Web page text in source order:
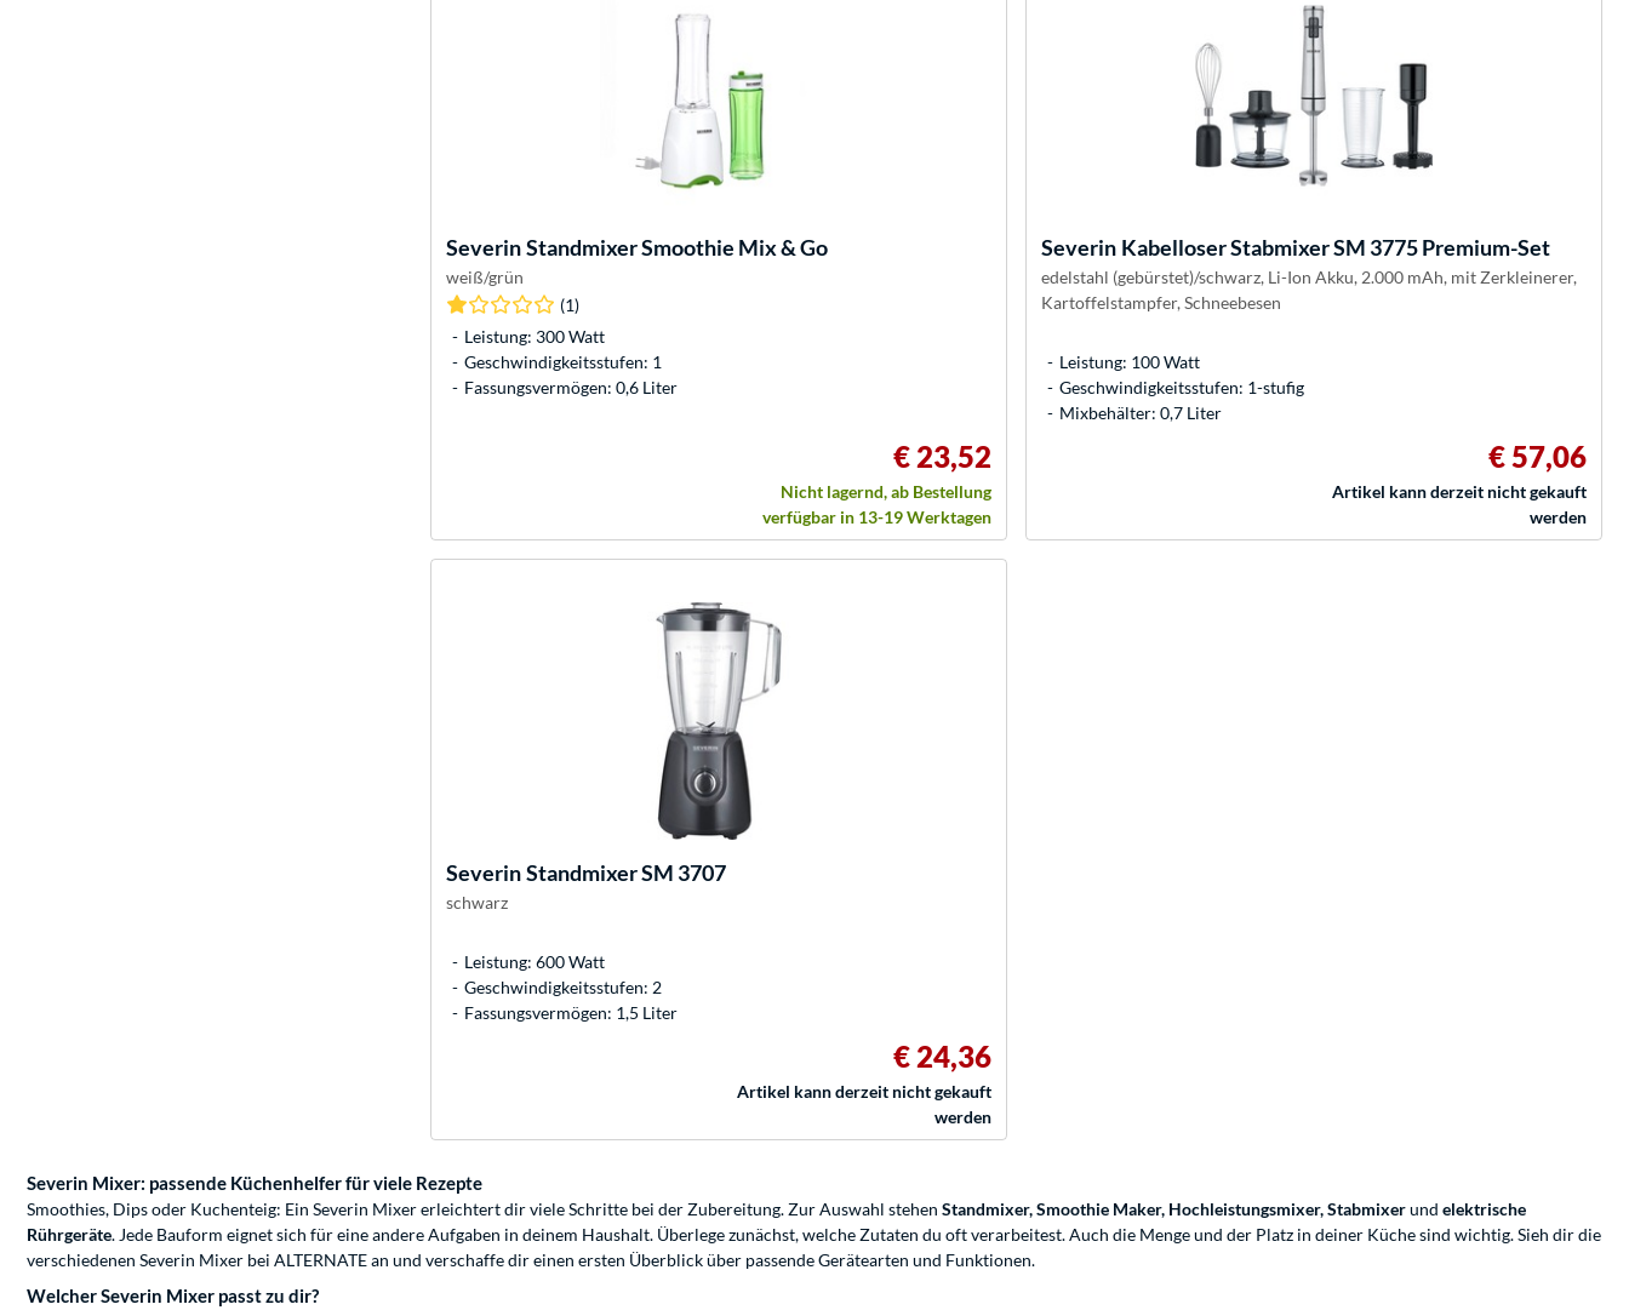
Severin Standmixer Smoothie Mix & Go
weiß/grün
(1)
Leistung: 300 Watt
Geschwindigkeitsstufen: 1
Fassungsvermögen: 0,6 Liter
€ 23,52
Nicht lagernd, ab Bestellung
verfügbar in 13-19 Werktagen
Severin Kabelloser Stabmixer SM 3775 Premium-Set
edelstahl (gebürstet)/schwarz, Li-Ion Akku, 2.000 mAh, mit Zerkleinerer,
Kartoffelstampfer, Schneebesen
Leistung: 100 Watt
Geschwindigkeitsstufen: 1-stufig
Mixbehälter: 0,7 Liter
€ 57,06
Artikel kann derzeit nicht gekauft
werden
Severin Standmixer SM 3707
schwarz
Leistung: 600 Watt
Geschwindigkeitsstufen: 2
Fassungsvermögen: 1,5 Liter
€ 24,36
Artikel kann derzeit nicht gekauft
werden
Severin Mixer: passende Küchenhelfer für viele Rezepte
Smoothies, Dips oder Kuchenteig: Ein Severin Mixer erleichtert dir viele Schritte bei der Zubereitung. Zur Auswahl stehen Standmixer, Smoothie Maker, Hochleistungsmixer, Stabmixerund elektrische
Rührgeräte. Jede Bauform eignet sich für eine andere Aufgaben in deinem Haushalt. Überlege zunächst, welche Zutaten du oft verarbeitest. Auch die Menge und der Platz in deiner Küche sind wichtig. Sieh dir die
verschiedenen Severin Mixer bei ALTERNATE an und verschaffe dir einen ersten Überblick über passende Gerätearten und Funktionen.
Welcher Severin Mixer passt zu dir?